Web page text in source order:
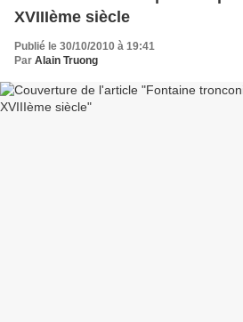
XVIIIème siècle
Publié le 30/10/2010 à 19:41
Par Alain Truong